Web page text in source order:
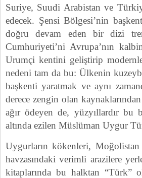
Suriye, Suudi Arabistan ve
edecek. Şensi Bölgesi’nin
doğru devam eden bir dizi
Cumhuriyeti’ni Avrupa’nın
Urumçi kentini geliştirip
nedeni tam da bu: Ülkenin
başkenti yaratmak ve aynı
derece zengin olan
ağır ödeyen de, yüzyıllardır bu
altında ezilen Müslüman Uygur
Uygurların kökenleri, Moğolistan
havzasındaki verimli arazilere
kitaplarında bu halktan “Türk”